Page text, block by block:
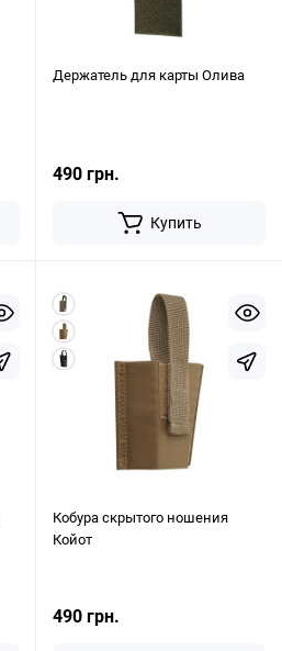
Держатель для карты Олива
490 грн.
Купить
Кобура скрытого ношения
Койот
490 грн.